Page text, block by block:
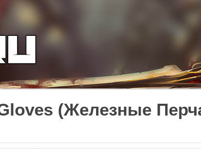
(Железные